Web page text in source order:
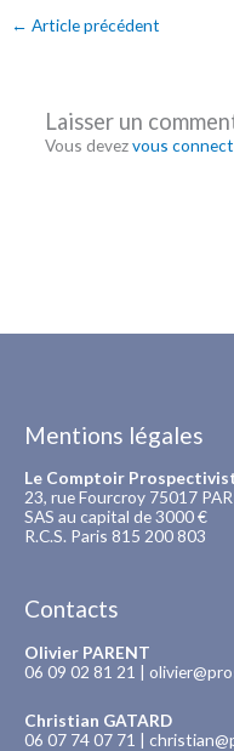
← Article précédent
Laisser un
Vous devezvous
Mentions légales
Le Comptoir
23, rue Fourcroy 75017
SAS au capital de 3000 €
R.C.S. Paris 815 200 803
Contacts
Olivier PARENT
06 09 02 81 21 |
Christian GATARD
06 07 74 07 71 |